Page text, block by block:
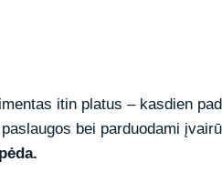
itin platus – kasdien
bei parduodami